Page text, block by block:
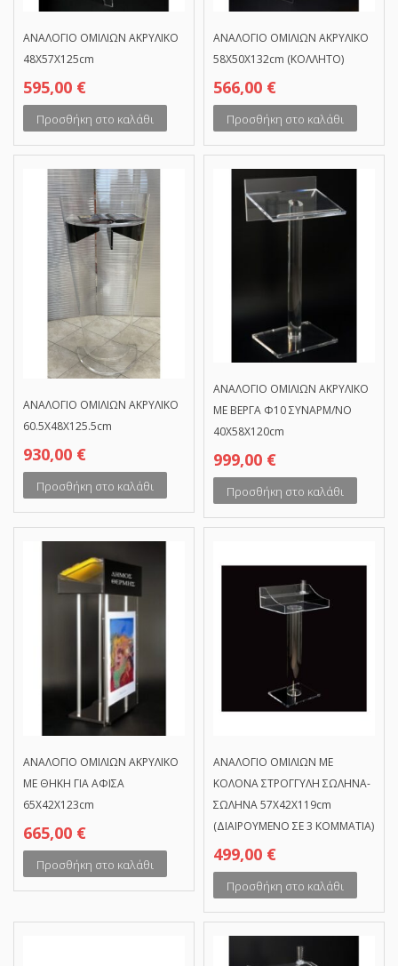
ΑΝΑΛΟΓΙΟ ΟΜΙΛΙΩΝ ΑΚΡΥΛΙΚΟ
48Χ57Χ125cm
595,00 €
Προσθήκη στο καλάθι
ΑΝΑΛΟΓΙΟ ΟΜΙΛΙΩΝ ΑΚΡΥΛΙΚΟ
58Χ50Χ132cm (ΚΟΛΛΗΤΟ)
566,00 €
Προσθήκη στο καλάθι
ΑΝΑΛΟΓΙΟ ΟΜΙΛΙΩΝ ΑΚΡΥΛΙΚΟ
60.5Χ48Χ125.5cm
930,00 €
Προσθήκη στο καλάθι
ΑΝΑΛΟΓΙΟ ΟΜΙΛΙΩΝ ΑΚΡΥΛΙΚΟ
ΜΕ ΒΕΡΓΑ Φ10 ΣΥΝΑΡΜ/ΝΟ
40Χ58Χ120cm
999,00 €
Προσθήκη στο καλάθι
ΑΝΑΛΟΓΙΟ ΟΜΙΛΙΩΝ ΑΚΡΥΛΙΚΟ
ΜΕ ΘΗΚΗ ΓΙΑ ΑΦΙΣΑ
65Χ42Χ123cm
665,00 €
Προσθήκη στο καλάθι
ΑΝΑΛΟΓΙΟ ΟΜΙΛΙΩΝ ΜΕ
ΚΟΛΟΝΑ ΣΤΡΟΓΓΥΛΗ ΣΩΛΗΝΑ-
ΣΩΛΗΝΑ 57Χ42Χ119cm
(ΔΙΑΙΡΟΥΜΕΝΟ ΣΕ 3 ΚΟΜΜΑΤΙΑ)
499,00 €
Προσθήκη στο καλάθι